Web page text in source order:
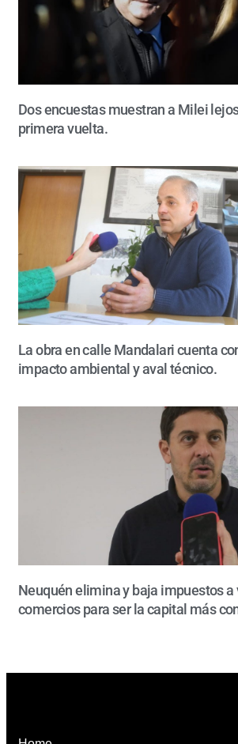
Dos encuestas muestran a Milei
primera vuelta.
La obra en calle Mandalari cuenta
impacto ambiental y aval técnico.
Neuquén elimina y baja impuestos a
comercios para ser la capital más